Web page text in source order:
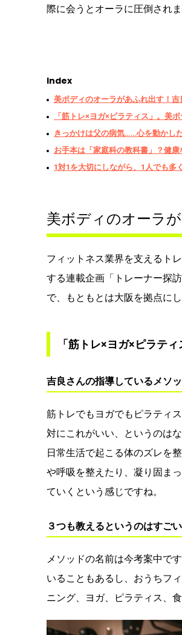
際に会うとオーラに圧倒されま
Index
美ボディのオーラがあふれ出す！吉
「筋トレ×ヨガ×ピラティス」。美
きっかけは父の病気……心を動かし
お手本は「家庭科の教科書」？健
1対1を大切にしながら、1人でも多
美ボディのオーラ
フィットネス業界を支えるト
する連載企画「トレーナー探
で、もともとは大阪を拠点に
「筋トレ×ヨガ×ピラテ
吉良さんの指導しているメソ
筋トレでもヨガでもピラティ
対にこれがいい、というのは
日常生活で起こる体のズレを
や呼吸を整えたり、凝り固ま
ていくという感じですね。
３つも教えるというのはすごい
メソッドの名前は今考案中で
いることもあるし、おうちフ
ニング、ヨガ、ピラティス、